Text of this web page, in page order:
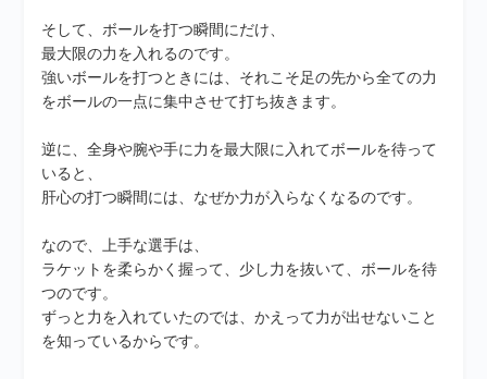
そして、ボールを打つ瞬間にだけ、
最大限の力を入れるのです。
強いボールを打つときには、それこそ足の先から全ての力
をボールの一点に集中させて打ち抜きます。
逆に、全身や腕や手に力を最大限に入れてボールを待って
いると、
肝心の打つ瞬間には、なぜか力が入らなくなるのです。
なので、上手な選手は、
ラケットを柔らかく握って、少し力を抜いて、ボールを待
つのです。
ずっと力を入れていたのでは、かえって力が出せないこと
を知っているからです。